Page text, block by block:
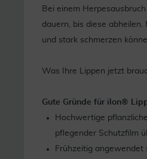
Bei einem
dauern, bis diese
und stark schmerzen
Was Ihre Lippen jetzt
Gute Gründe für ilon®
Hochwertige
pflegender Schutzfilm
Frühzeitig